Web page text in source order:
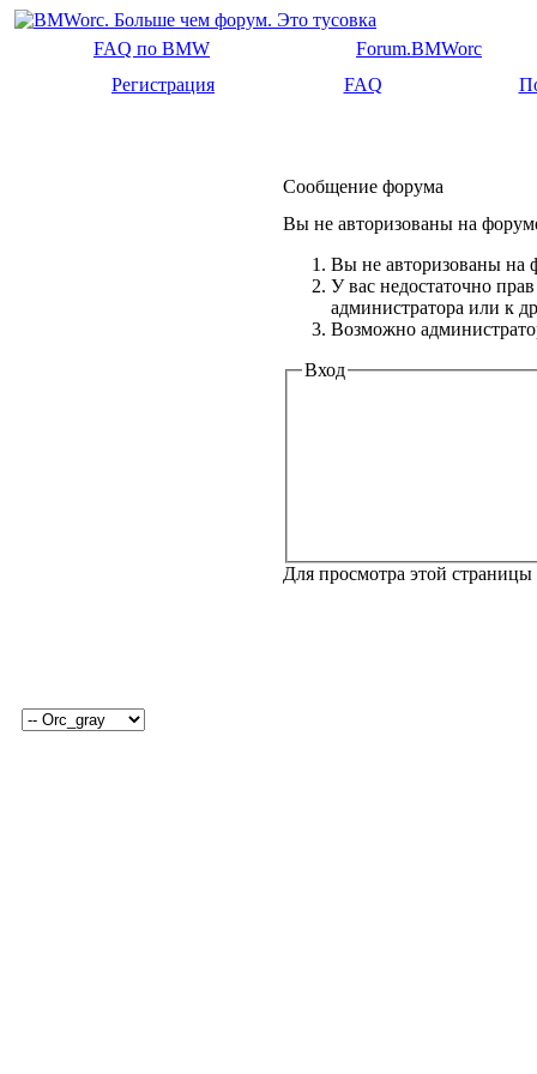
FAQ по BMW
Forum.BMWorc
Регистрация
FAQ
Сообщение форума
Вы не авторизованы на
Вы не авторизованы на
У вас недостаточно
администратора или к
Возможно
Вход
Для просмотра этой